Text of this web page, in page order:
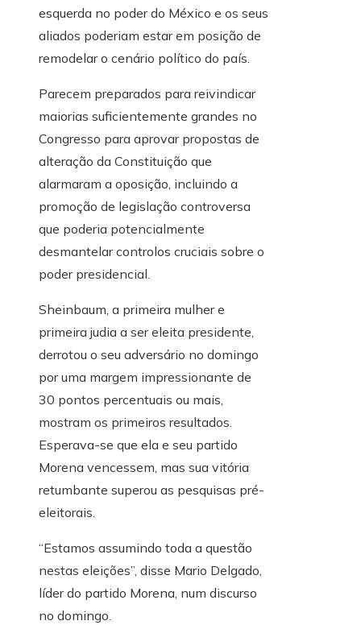
esquerda no poder do México e os seus
aliados poderiam estar em posição de
remodelar o cenário político do país.
Parecem preparados para reivindicar
maiorias suficientemente grandes no
Congresso para aprovar propostas de
alteração da Constituição que
alarmaram a oposição, incluindo a
promoção de legislação controversa
que poderia potencialmente
desmantelar controlos cruciais sobre o
poder presidencial.
Sheinbaum, a primeira mulher e
primeira judia a ser eleita presidente,
derrotou o seu adversário no domingo
por uma margem impressionante de
30 pontos percentuais ou mais,
mostram os primeiros resultados.
Esperava-se que ela e seu partido
Morena vencessem, mas sua vitória
retumbante superou as pesquisas pré-
eleitorais.
“Estamos assumindo toda a questão
nestas eleições”, disse Mario Delgado,
líder do partido Morena, num discurso
no domingo.